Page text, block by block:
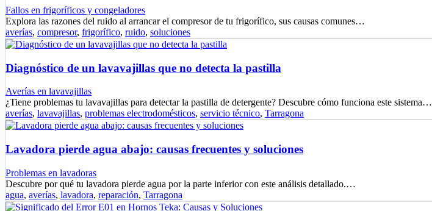
Fallos en frigoríficos y congeladores
Explora las razones del ruido al arrancar el compresor de tu frigorífico, sus causas comunes…
averías, compresor, frigorífico, ruido, soluciones
Diagnóstico de un lavavajillas que no detecta la pastilla
Averías en lavavajillas
¿Tiene problemas tu lavavajillas para detectar la pastilla de detergente? Descubre cómo funciona este sistema…
averías, lavavajillas, problemas electrodomésticos, servicio técnico, Tarragona
Lavadora pierde agua abajo: causas frecuentes y soluciones
Problemas en lavadoras
Descubre por qué tu lavadora pierde agua por la parte inferior con este análisis detallado.…
agua, averías, lavadora, reparación, Tarragona